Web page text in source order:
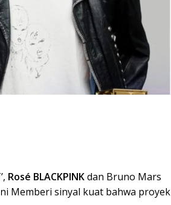
Rosé BLACKPINKdan Bruno Mars
Memberi sinyal kuat bahwa proyek